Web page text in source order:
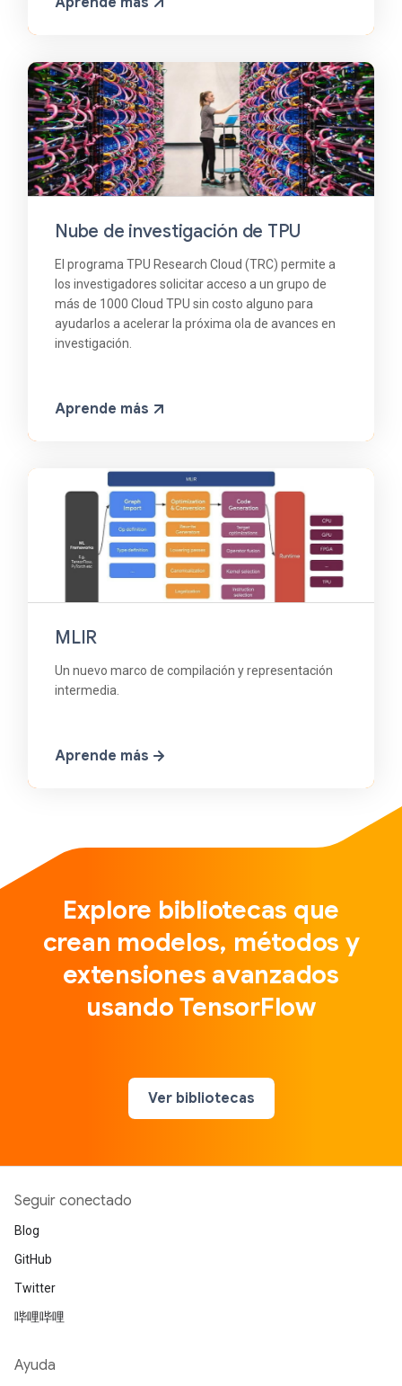
Nube de investigación de TPU
El programa TPU Research Cloud (TRC) permite a
los investigadores solicitar acceso a un grupo de
más de 1000 Cloud TPU sin costo alguno para
ayudarlos a acelerar la próxima ola de avances en
investigación.
Aprende más
MLIR
Un nuevo marco de compilación y representación
intermedia.
Aprende más
Explore bibliotecas que
crean modelos, métodos y
extensiones avanzados
usando TensorFlow
Ver bibliotecas
Seguir conectado
Blog
GitHub
Twitter
哔哩哔哩
Ayuda